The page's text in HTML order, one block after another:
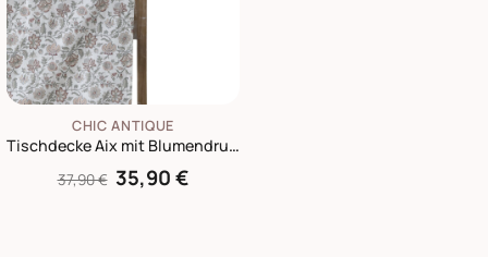
CHIC ANTIQUE
Tischdecke Aix mit Blumendruck
37,90 € 35,90 €